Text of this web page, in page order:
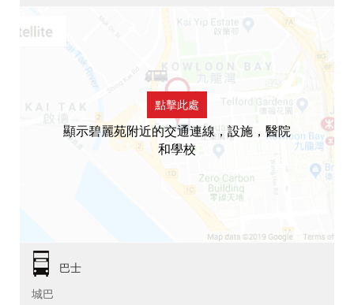
點擊此處
顯示碧麗苑附近的交通連線，設施，醫院
和學校
巴士
城巴